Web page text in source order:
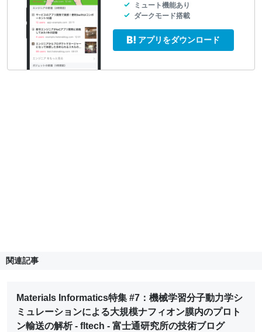
ミュート機能あり
ダークモード搭載
アプリをダウンロード
関連記事
Materials Informatics特集 #7：機械学習分子動力学シ
ミュレーションによる大規模ナフィオン膜内のプロト
ン輸送の解析 - fltech - 富士通研究所の技術ブログ